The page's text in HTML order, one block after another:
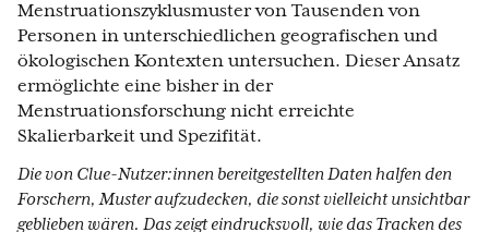
Menstruationszyklusmuster von Tausenden von
Personen in unterschiedlichen geografischen und
ökologischen Kontexten untersuchen. Dieser Ansatz
ermöglichte eine bisher in der
Menstruationsforschung nicht erreichte
Skalierbarkeit und Spezifität.
Die von Clue-Nutzer:innen bereitgestellten Daten halfen den
Forschern, Muster aufzudecken, die sonst vielleicht unsichtbar
geblieben wären. Das zeigt eindrucksvoll, wie das Tracken des